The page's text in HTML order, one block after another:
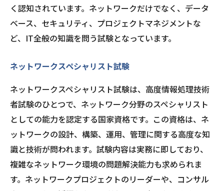
く認知されています。ネットワークだけでなく、データ
ベース、セキュリティ、プロジェクトマネジメントな
ど、IT全般の知識を問う試験となっています。
ネットワークスペシャリスト試験
ネットワークスペシャリスト試験は、高度情報処理技術
者試験のひとつで、ネットワーク分野のスペシャリスト
としての能力を認定する国家資格です。この資格は、ネ
ットワークの設計、構築、運用、管理に関する高度な知
識と技術が問われます。試験内容は実務に即しており、
複雑なネットワーク環境の問題解決能力も求められま
す。ネットワークプロジェクトのリーダーや、コンサル